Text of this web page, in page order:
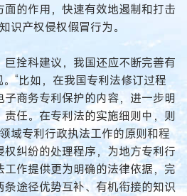
的作用，快速有效地遏制和打击
识产权侵权假冒行为。
拴科建议，我国还应不断完善有
“比如，在我国专利法修订过程
商务专利保护的内容，进一步明
任。在专利法的实施细则中，则
域专利行政执法工作的原则和程
纠纷的处理程序，为地方专利行
作提供更为明确的法律依据，完
途径优势互补、有机衔接的知识